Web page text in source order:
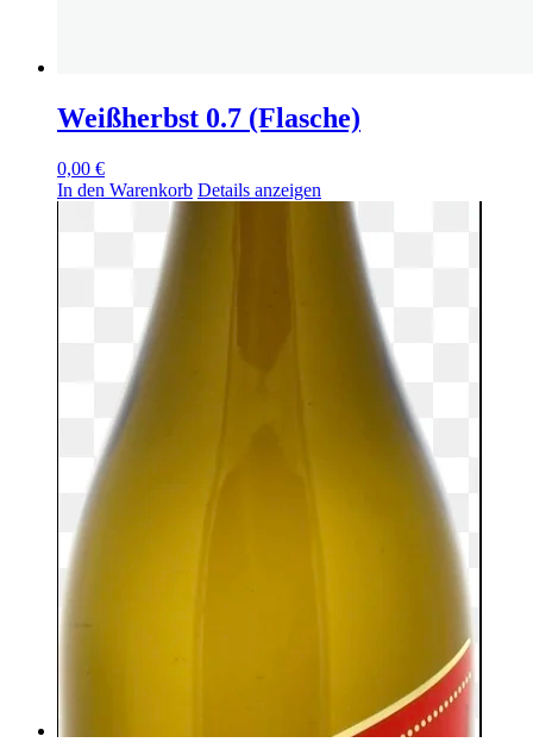
Weißherbst 0.7 (Flasche)
0,00 €
In den Warenkorb Details anzeigen